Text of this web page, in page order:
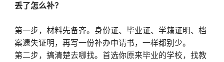
丢了怎么补？
第一步，材料先备齐。身份证、毕业证、学籍证明、档
案遗失证明，再写一份补办申请书，一样都别少。
第二步，搞清楚去哪找。首选你原来毕业的学校，找教